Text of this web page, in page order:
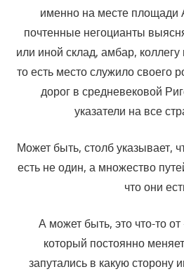
именно на месте площади
почтенные негоцианты
или иной склад, амбар, коллегу
то есть место служило своего
дорог в средневековой
указатели на все
Может быть, столб указывает,
есть не один, а множество
что они
А может быть, это что-то
который постоянно
запутались в какую сторону